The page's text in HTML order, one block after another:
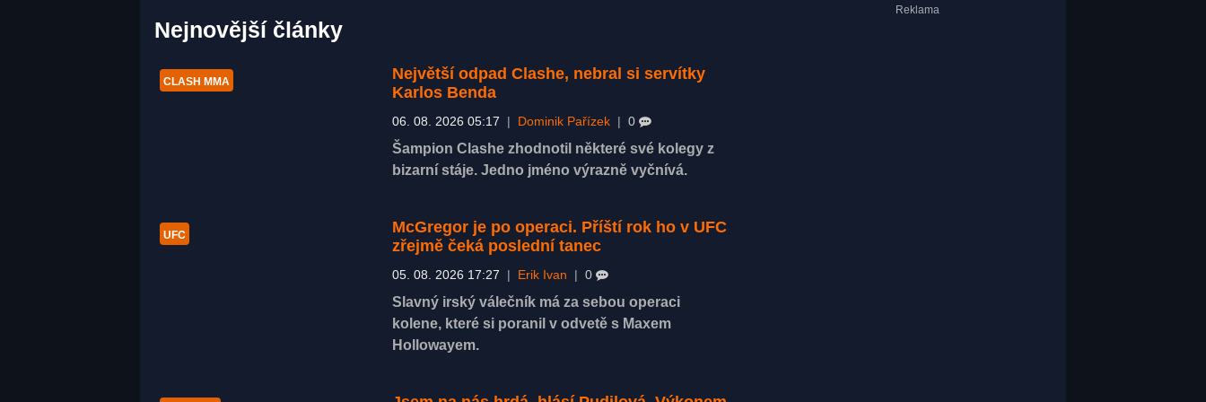
Nejnovější články
CLASH MMA
Největší odpad Clashe, nebral si servítky
Karlos Benda
06. 08. 2026 05:17 | Dominik Pařízek | 0
Šampion Clashe zhodnotil některé své kolegy z
bizarní stáje. Jedno jméno výrazně vyčnívá.
UFC
McGregor je po operaci. Příští rok ho v UFC
zřejmě čeká poslední tanec
05. 08. 2026 17:27 | Erik Ivan | 0
Slavný irský válečník má za sebou operaci
kolene, které si poranil v odvetě s Maxem
Hollowayem.